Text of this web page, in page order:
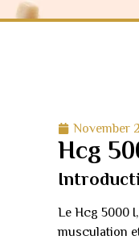
November
Hcg
Le Hcg 5000
musculation